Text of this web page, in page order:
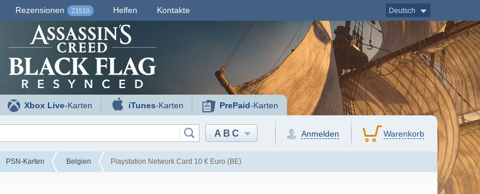
Rezensionen 21510 Helfen Kontakte Deutsch
Xbox Live-Karten iTunes-Karten PrePaid-Karten
ABC Anmelden Warenkorb
PSN-Karten Belgien Playstation Network Card 10 € Euro (BE)